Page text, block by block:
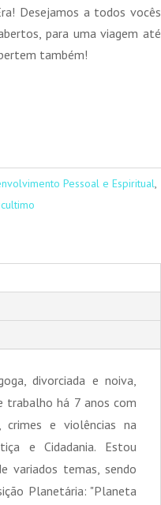
Desejamos a todos vocês
para uma viagem até
também!
Pessoal e Espiritual,
divorciada e noiva,
trabalho há 7 anos com
crimes e violências na
e Cidadania. Estou
variados temas, sendo
Planetária: "Planeta